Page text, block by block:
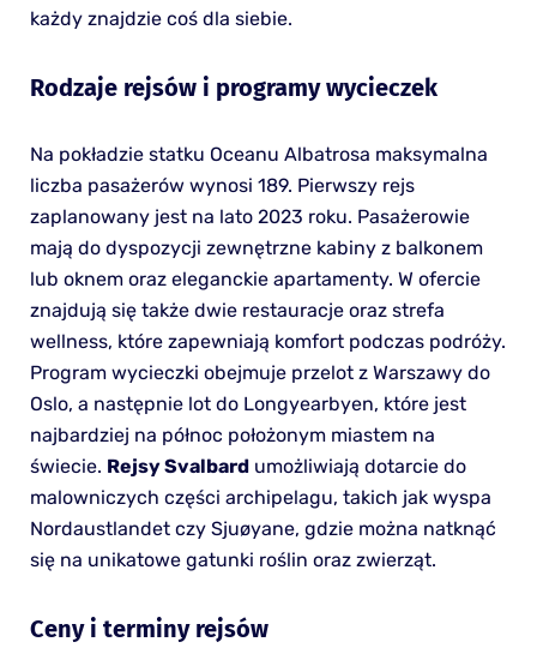
każdy znajdzie coś dla siebie.
Rodzaje rejsów i programy wycieczek
Na pokładzie statku Oceanu Albatrosa maksymalna
liczba pasażerów wynosi 189. Pierwszy rejs
zaplanowany jest na lato 2023 roku. Pasażerowie
mają do dyspozycji zewnętrzne kabiny z balkonem
lub oknem oraz eleganckie apartamenty. W ofercie
znajdują się także dwie restauracje oraz strefa
wellness, które zapewniają komfort podczas podróży.
Program wycieczki obejmuje przelot z Warszawy do
Oslo, a następnie lot do Longyearbyen, które jest
najbardziej na północ położonym miastem na
świecie. Rejsy Svalbardumożliwiają dotarcie do
malowniczych części archipelagu, takich jak wyspa
Nordaustlandet czy Sjuøyane, gdzie można natknąć
się na unikatowe gatunki roślin oraz zwierząt.
Ceny i terminy rejsów